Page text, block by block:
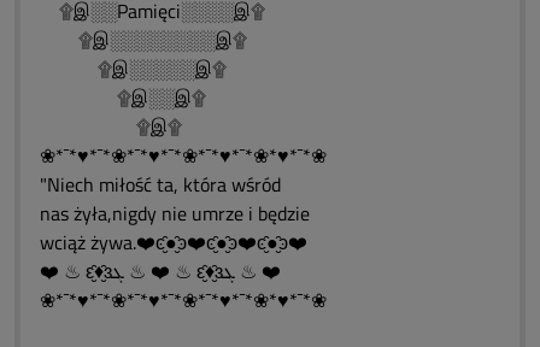
۩இ░░Pamięci░░░░இ۩
۩இ░░░░░░░░இ۩
۩இ░░░░░இ۩
۩இ░░இ۩
۩இ۩
❀*¯*♥*¯*❀*¯*♥*¯*❀*¯*♥*¯*❀*♥*¯*❀
"Niech miłość ta, która wśród
nas żyła,nigdy nie umrze i będzie
wciąż żywa.❤️ͼ̮̑●̮̑ͽ❤️ͼ̮̑●̮̑ͽ❤️ͼ̮̑●̮̑ͽ❤️
❤️ ♨ ԑ̮̑♦̮̑ɜܓ ♨ ❤️ ♨ ԑ̮̑♦̮̑ɜܓ ♨ ❤️
❀*¯*♥*¯*❀*¯*♥*¯*❀*¯*♥*¯*❀*♥*¯*❀